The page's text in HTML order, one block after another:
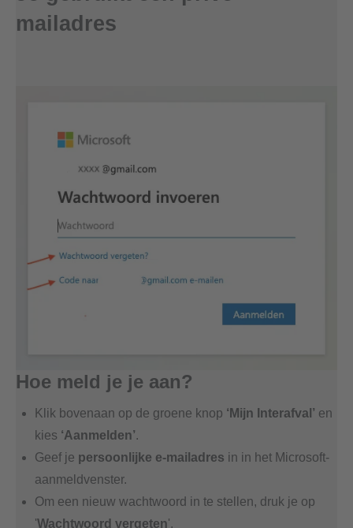
mailadres
Hoe meld je je aan?
Klik bovenaan op de groene knop ‘Mijn Interafval’ en
kies ‘Aanmelden’.
Geef je persoonlijke e-mailadres in in het Microsoft-
aanmeldvenster.
Om een nieuw wachtwoord in te stellen, druk je op
'Wachtwoord vergeten'.